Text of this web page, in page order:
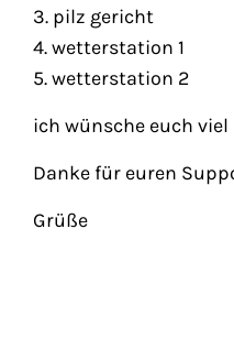
3. pilz gericht
4. wetterstation 1
5. wetterstation 2
ich wünsche euch
Danke für euren
Grüße